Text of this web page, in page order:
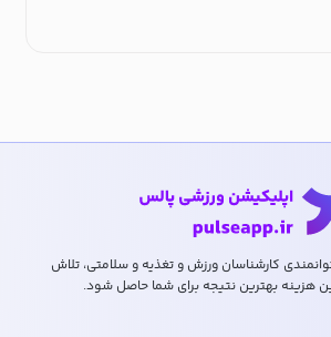
کارشناسان ورزش و تغذیه و سلامتی، تلاش
هزینه بهترین نتیجه برای شما حاصل شود.